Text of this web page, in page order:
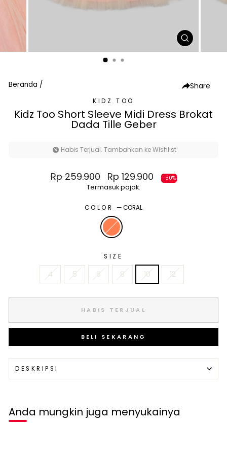
TUTUP
(ESC)
Beranda / Share
KIDZ TOO
Kidz Too Short Sleeve Midi Dress Brokat
Dada Tille Geber
Habis Terjual. Tambahkan ke Wishlist
Harga
normal
Rp 259.900
Harga
diskon
Rp 129.900 -50%
Termasuk pajak.
COLOR—CORAL
SIZE
4 5 6 8 10 12
HABIS TERJUAL
BELI SEKARANG
DESKRIPSI
Anda mungkin juga menyukainya